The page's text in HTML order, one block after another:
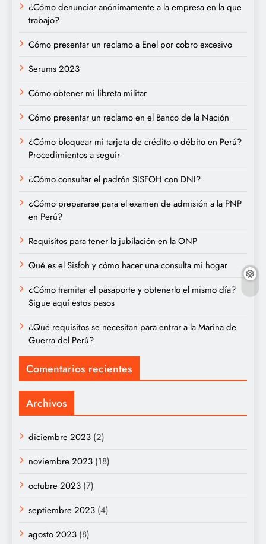
¿Cómo denunciar anónimamente a la empresa en la que
trabajo?
Cómo presentar un reclamo a Enel por cobro excesivo
Serums 2023
Cómo obtener mi libreta militar
Cómo presentar un reclamo en el Banco de la Nación
¿Cómo bloquear mi tarjeta de crédito o débito en Perú?
Procedimientos a seguir
¿Cómo consultar el padrón SISFOH con DNI?
¿Cómo prepararse para el examen de admisión a la PNP
en Perú?
Requisitos para tener la jubilación en la ONP
Qué es el Sisfoh y cómo hacer una consulta mi hogar
¿Cómo tramitar el pasaporte y obtenerlo el mismo día?
Sigue aquí estos pasos
¿Qué requisitos se necesitan para entrar a la Marina de
Guerra del Perú?
Comentarios recientes
Archivos
diciembre 2023 (2)
noviembre 2023 (18)
octubre 2023 (7)
septiembre 2023 (4)
agosto 2023 (8)